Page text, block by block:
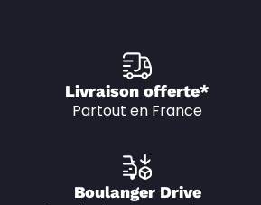
Livraison offerte*
Partout en France
Boulanger Drive